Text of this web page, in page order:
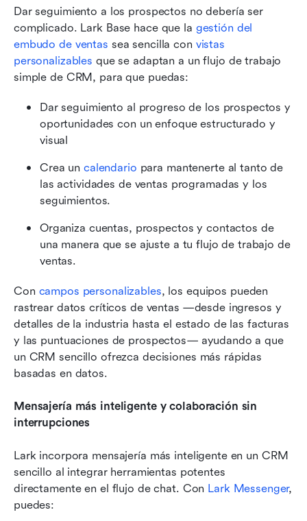
Dar seguimiento a los prospectos no debería ser
complicado. Lark Base hace que la gestión del
embudo de ventas sea sencilla con vistas
personalizables que se adaptan a un flujo de trabajo
simple de CRM, para que puedas:
Dar seguimiento al progreso de los prospectos y
oportunidades con un enfoque estructurado y
visual
Crea un calendario para mantenerte al tanto de
las actividades de ventas programadas y los
seguimientos.
Organiza cuentas, prospectos y contactos de
una manera que se ajuste a tu flujo de trabajo de
ventas.
Con campos personalizables, los equipos pueden
rastrear datos críticos de ventas —desde ingresos y
detalles de la industria hasta el estado de las facturas
y las puntuaciones de prospectos— ayudando a que
un CRM sencillo ofrezca decisiones más rápidas
basadas en datos.
Mensajería más inteligente y colaboración sin
interrupciones
Lark incorpora mensajería más inteligente en un CRM
sencillo al integrar herramientas potentes
directamente en el flujo de chat. Con Lark Messenger,
puedes: